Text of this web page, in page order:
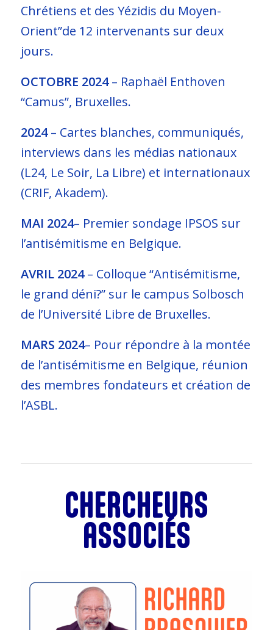
Chrétiens et des Yézidis du Moyen-
Orient”de 12 intervenants sur deux
jours.
OCTOBRE 2024– Raphaël Enthoven
“Camus”, Bruxelles.
2024– Cartes blanches, communiqués,
interviews dans les médias nationaux
(L24, Le Soir, La Libre) et internationaux
(CRIF, Akadem).
MAI 2024– Premier sondage IPSOS sur
l’antisémitisme en Belgique.
AVRIL 2024– Colloque “Antisémitisme,
le grand déni?” sur le campus Solbosch
de l’Université Libre de Bruxelles.
MARS 2024– Pour répondre à la montée
de l’antisémitisme en Belgique, réunion
des membres fondateurs et création de
l’ASBL.
CHERCHEURS
ASSOCIÉS